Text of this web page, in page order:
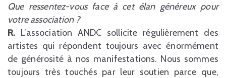
Que ressentez-vous face à cet élan généreux pour
votre association ?
R. L’association ANDC sollicite régulièrement des
artistes qui répondent toujours avec énormément
de générosité à nos manifestations. Nous sommes
toujours très touchés par leur soutien parce que,